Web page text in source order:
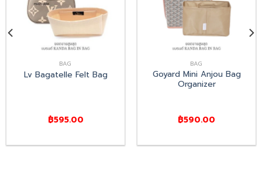
BAG
Lv Bagatelle Felt Bag
฿595.00
BAG
Goyard Mini Anjou Bag
Organizer
฿590.00